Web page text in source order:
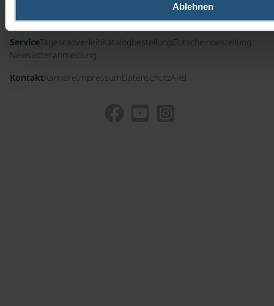
Ablehnen
Auszeichnungen und ZertifikateUnternehmensgeschichte
ServiceTagesradverleih KatalogbestellungGutscheinbestellung
Newsletteranmeldung
KontaktKarriereImpressum DatenschutzARB